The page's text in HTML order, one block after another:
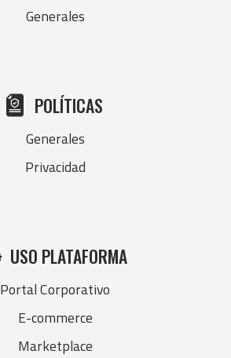
Generales
POLÍTICAS
Generales
Privacidad
USO PLATAFORMA
Portal Corporativo
E-commerce
Marketplace